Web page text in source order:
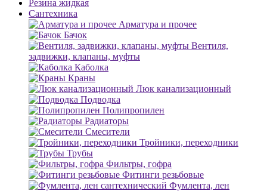
Резина жидкая
Сантехника
Арматура и прочее
Бачок
Вентиля,
задвижки, клапаны, муфты
Каболка
Краны
Люк канализационный
Подводка
Полипропилен
Радиаторы
Смесители
Тройники, переходники
Трубы
Фильтры, гофра
Фитинги резьбовые
Фумлента, лен